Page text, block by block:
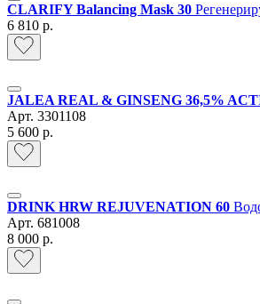
CLARIFY Balancing Mask 30
6 810 р.
JALEA REAL & GINSENG 36,5%
Арт. 3301108
5 600 р.
DRINK HRW REJUVENATION 60
Арт. 681008
8 000 р.